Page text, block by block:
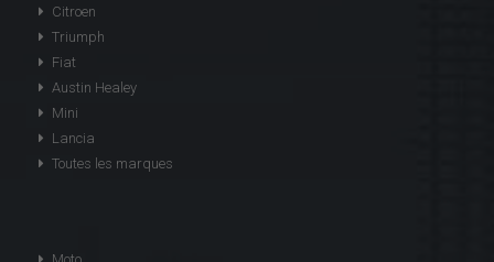
Citroen
Triumph
Fiat
Austin Healey
Mini
Lancia
Toutes les marques